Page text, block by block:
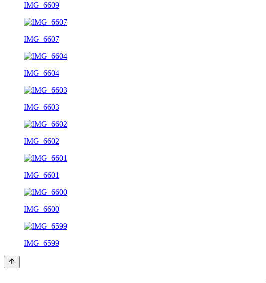
IMG_6609
IMG_6607
IMG_6604
IMG_6603
IMG_6602
IMG_6601
IMG_6600
IMG_6599